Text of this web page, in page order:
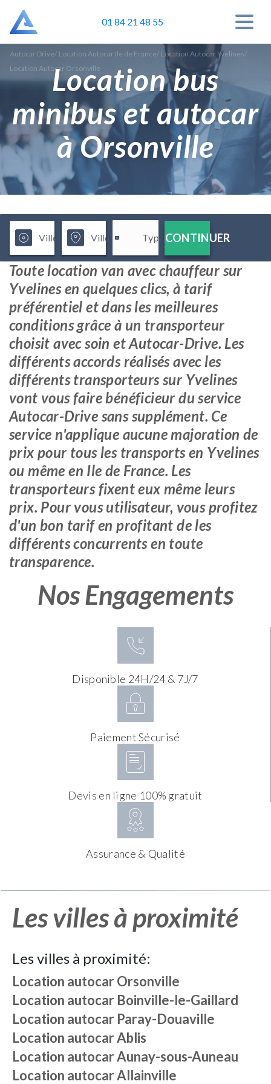
01 84 21 48 55
Autocar Drive/ Location Autocar Ile de France/ Location Autocar Yvelines/
Location Autocar Orsonville
Location bus
minibus et autocar
à Orsonville
CONTINUER
Toute location van avec chauffeur sur
Yvelines en quelques clics, à tarif
préférentiel et dans les meilleures
conditions grâce à un transporteur
choisit avec soin et Autocar-Drive. Les
différents accords réalisés avec les
différents transporteurs sur Yvelines
vont vous faire bénéficieur du service
Autocar-Drive sans supplément. Ce
service n'applique aucune majoration de
prix pour tous les transports en Yvelines
ou même en Ile de France. Les
transporteurs fixent eux même leurs
prix. Pour vous utilisateur, vous profitez
d'un bon tarif en profitant de les
différents concurrents en toute
transparence.
Nos Engagements
Disponible 24H/24 & 7J/7
Paiement Sécurisé
Devis en ligne 100% gratuit
Assurance & Qualité
Les villes à proximité
Les villes à proximité:
Location autocarOrsonville
Location autocar Boinville-le-Gaillard
Location autocar Paray-Douaville
Location autocarAblis
Location autocarAunay-sous-Auneau
Location autocarAllainville